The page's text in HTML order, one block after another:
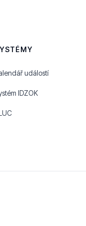
událostí
IDZOK